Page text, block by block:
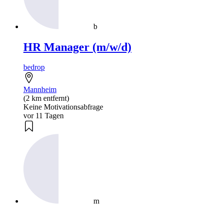
b
HR Manager (m/w/d)
bedrop
Mannheim
(2 km entfernt)
Keine Motivationsabfrage
vor 11 Tagen
m